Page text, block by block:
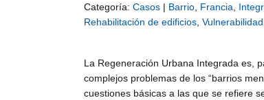
regeneración
la
adaptación
ciudades
a
los
Categoría: Casos Barrio, Francia,
Rehabilitación de edificios, Vulnerabilidad
La Regeneración Urbana Integrada es,
complejos problemas de los “barrios
cuestiones básicas a las que se refiere